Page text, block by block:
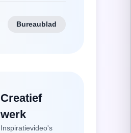
Bureaublad
Creatief
werk
Inspiratievideo's